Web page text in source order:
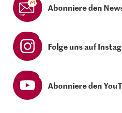
Abonniere den
Folge uns auf
Abonniere den